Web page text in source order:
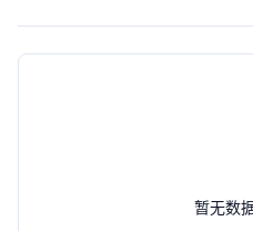
暂无数